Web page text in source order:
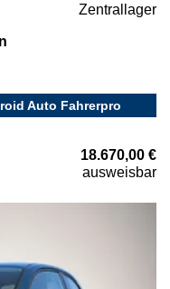
Zentrallager
Auto Fahrerpro
18.670,00 €
ausweisbar